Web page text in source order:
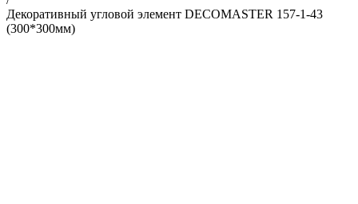
Декоративный угловой элемент DECOMASTER 157-1-43
(300*300мм)